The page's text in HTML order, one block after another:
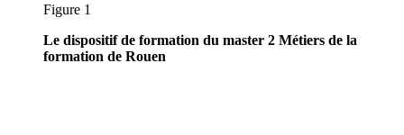
Figure 1
Le dispositif de formation du master 2 Métiers de la
formation de Rouen